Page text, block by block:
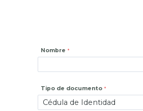
Nombre
Tipo de documento